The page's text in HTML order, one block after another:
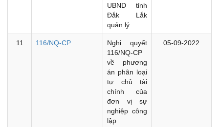
UBND tỉnh
Đắk Lắk
quản lý
11 116/NQ-CP
Nghị quyết
116/NQ-CP
về phương
án phân loại
tự chủ tài
chính của
đơn vị sự
nghiệp công
lập
05-09-2022